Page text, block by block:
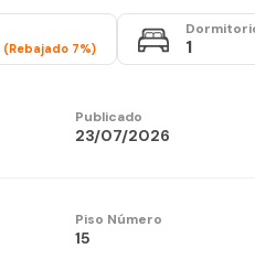
(Rebajado 7%) 1
Publicado
23/07/2026
Piso Número
15